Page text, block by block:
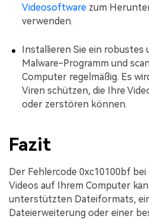
Videosoftware zum
verwenden.
Installieren Sie ein robustes
Malware-Programm und
Computer regelmäßig. Es
Viren schützen, die Ihre
oder zerstören können.
Fazit
Der Fehlercode 0xc10100bf
Videos auf Ihrem Computer
unterstützten Dateiformats,
Dateierweiterung oder einer